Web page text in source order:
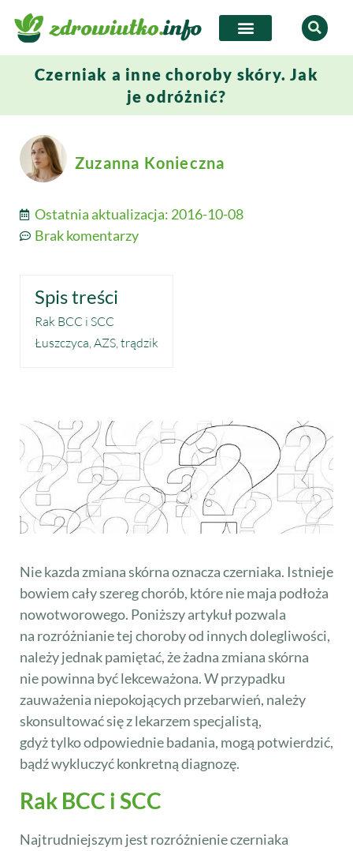
Czerniak a inne choroby skóry. Jak
je odróżnić?
Zuzanna Konieczna
Ostatnia aktualizacja: 2016-10-08
Brak komentarzy
Spis treści
Rak BCC i SCC
Łuszczyca, AZS, trądzik
Nie kazda zmiana skórna oznacza czerniaka. Istnieje
bowiem cały szereg chorób, które nie maja podłoża
nowotworowego. Poniższy artykuł pozwala
na rozróżnianie tej choroby od innych dolegliwości,
należy jednak pamiętać, że żadna zmiana skórna
nie powinna być lekceważona. W przypadku
zauważenia niepokojących przebarwień, należy
skonsultować się z lekarzem specjalistą,
gdyż tylko odpowiednie badania, mogą potwierdzić,
bądź wykluczyć konkretną diagnozę.
Rak BCC i SCC
Najtrudniejszym jest rozróżnienie czerniaka